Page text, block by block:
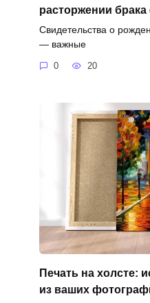
расторжении брака
Свидетельства о
— важные
0 20
Печать на холсте:
из ваших